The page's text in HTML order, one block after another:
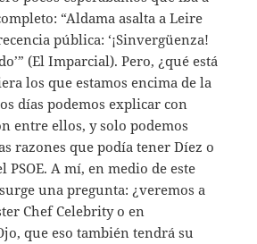
“Aldama asalta a Leire
pública: ‘¡Sinvergüenza!
(El Imparcial). Pero, ¿qué está
los que estamos encima de la
días podemos explicar con
entre ellos, y solo podemos
razones que podía tener Díez o
PSOE. A mí, en medio de este
una pregunta: ¿veremos a
Chef Celebrity o en
que eso también tendrá su